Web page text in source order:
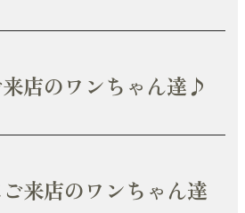
店のワンちゃん達♪
来店のワンちゃん達